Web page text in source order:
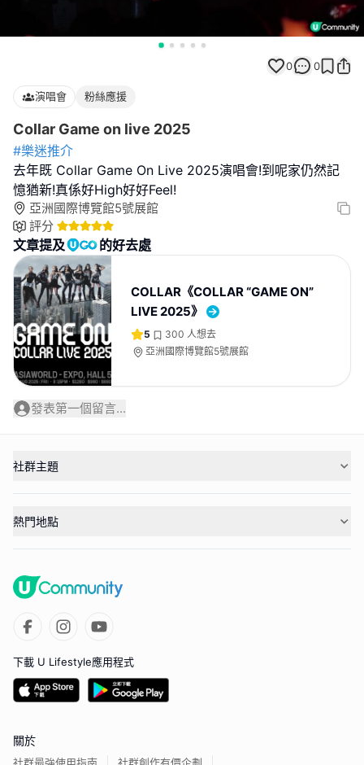
0 0
演唱會 粉絲應援
Collar Game on live 2025
#樂迷推介
去年既 Collar Game On Live 2025演唱會!到呢家仍然記
憶猶新!真係好High好好Feel!
亞洲國際博覽館5號展館
評分
文章提及 的好去處
COLLAR《COLLAR “GAME ON”
LIVE 2025》
5 300 人想去
亞洲國際博覽館5號展館
發表第一個留言...
社群主題
熱門地點
下載 U Lifestyle應用程式
關於
社群最強使用指南 社群創作有價企劃